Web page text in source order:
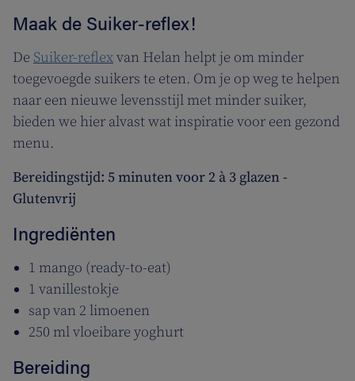
Maak de Suiker-reflex!
De Suiker-reflexvan Helan helpt je om minder
toegevoegde suikers te eten. Om je op weg te helpen
naar een nieuwe levensstijl met minder suiker,
bieden we hier alvast wat inspiratie voor een gezond
menu.
Bereidingstijd: 5 minuten voor 2 à 3 glazen -
Glutenvrij
Ingrediënten
1 mango (ready-to-eat)
1 vanillestokje
sap van 2 limoenen
250 ml vloeibare yoghurt
Bereiding